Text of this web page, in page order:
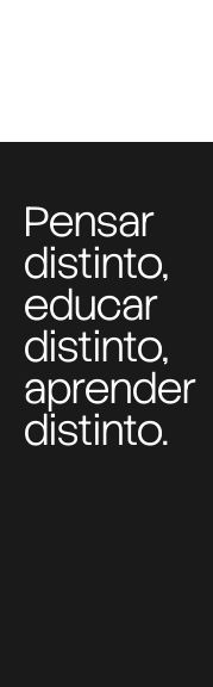
Pensar
distinto,
educar
distinto,
aprender
distinto.